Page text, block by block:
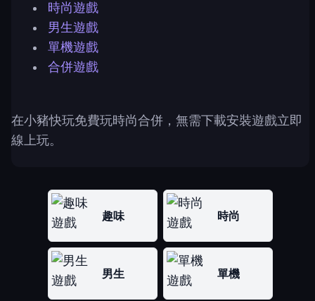
時尚遊戲
男生遊戲
單機遊戲
合併遊戲
在小豬快玩免費玩時尚合併，無需下載安裝遊戲立即
線上玩。
趣味 時尚
男生 單機